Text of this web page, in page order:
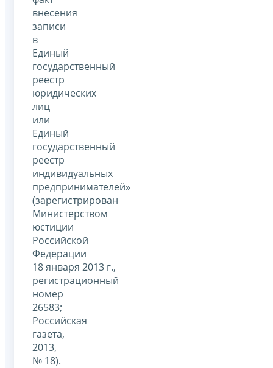
внесения
записи
в
Единый
государственный
реестр
юридических
лиц
или
Единый
государственный
реестр
индивидуальных
предпринимателей»
(зарегистрирован
Министерством
юстиции
Российской
Федерации
18 января 2013 г.,
регистрационный
номер
26583;
Российская
газета,
2013,
№ 18).